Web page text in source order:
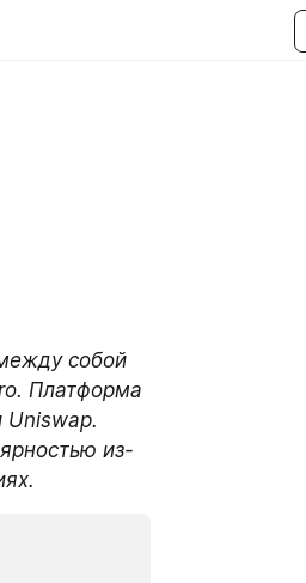
собой
Платформа
Uniswap.
из-